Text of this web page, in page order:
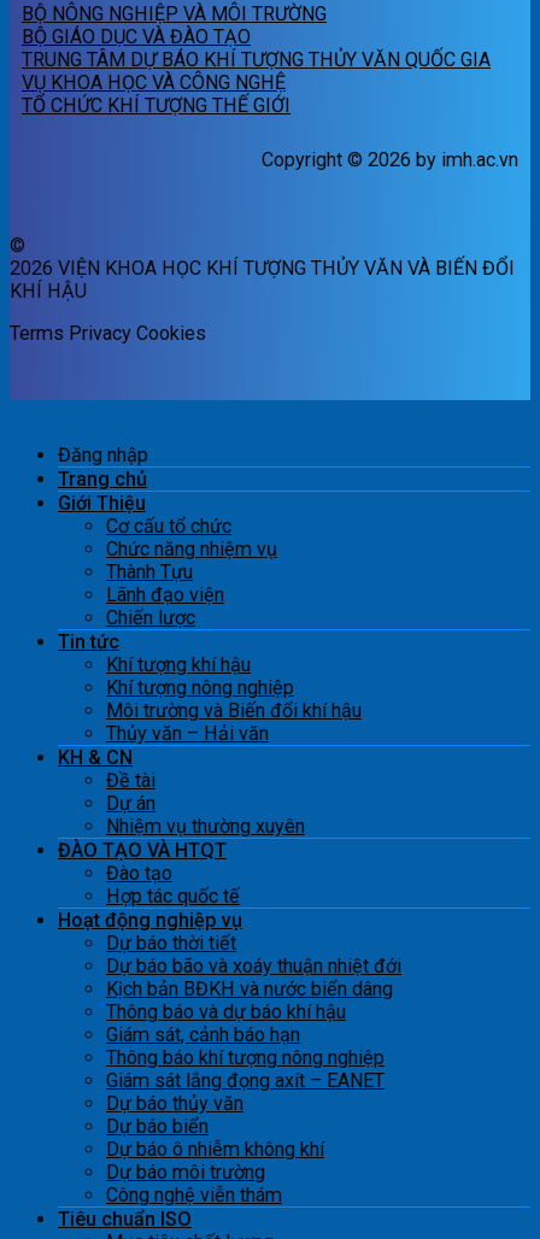
BỘ NÔNG NGHIỆP VÀ MÔI TRƯỜNG
BỘ GIÁO DỤC VÀ ĐÀO TẠO
TRUNG TÂM DỰ BÁO KHÍ TƯỢNG THỦY VĂN QUỐC GIA
VỤ KHOA HỌC VÀ CÔNG NGHỆ
TỔ CHỨC KHÍ TƯỢNG THẾ GIỚI
Copyright © 2026 by imh.ac.vn
©
2026 VIỆN KHOA HỌC KHÍ TƯỢNG THỦY VĂN VÀ BIẾN ĐỔI
KHÍ HẬU
Terms Privacy Cookies
Đăng nhập
Trang chủ
Giới Thiệu
Cơ cấu tổ chức
Chức năng nhiệm vụ
Thành Tựu
Lãnh đạo viện
Chiến lược
Tin tức
Khí tượng khí hậu
Khí tượng nông nghiệp
Môi trường và Biến đổi khí hậu
Thủy văn – Hải văn
KH & CN
Đề tài
Dự án
Nhiệm vụ thường xuyên
ĐÀO TẠO VÀ HTQT
Đào tạo
Hợp tác quốc tế
Hoạt động nghiệp vụ
Dự báo thời tiết
Dự báo bão và xoáy thuận nhiệt đới
Kịch bản BĐKH và nước biển dâng
Thông báo và dự báo khí hậu
Giám sát, cảnh báo hạn
Thông báo khí tượng nông nghiệp
Giám sát lắng đọng axít – EANET
Dự báo thủy văn
Dự báo biển
Dự báo ô nhiễm không khí
Dự báo môi trường
Công nghệ viễn thám
Tiêu chuẩn ISO